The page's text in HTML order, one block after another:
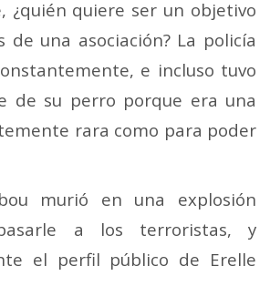
¿quién quiere ser un objetivo
de una asociación? La policía
e incluso tuvo
de su perro porque era una
rara como para poder
murió en una explosión
a los terroristas, y
el perfil público de Erelle